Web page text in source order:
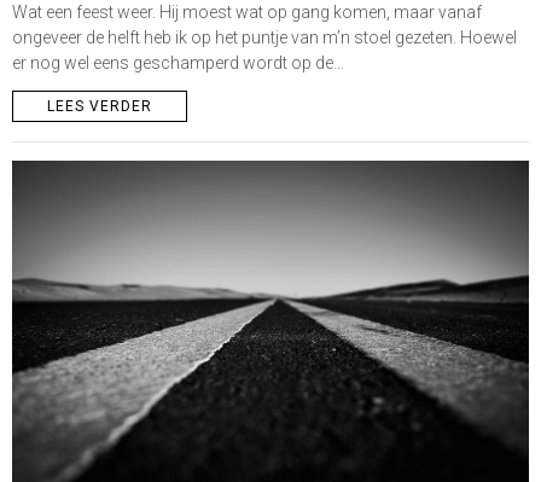
Wat een feest weer. Hij moest wat op gang komen, maar vanaf
ongeveer de helft heb ik op het puntje van m’n stoel gezeten. Hoewel
er nog wel eens geschamperd wordt op de…
LEES VERDER